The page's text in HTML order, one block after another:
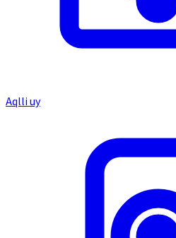
Aqlli uy